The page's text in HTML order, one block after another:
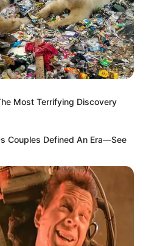
Most Terrifying Discovery
Couples Defined An Era—See